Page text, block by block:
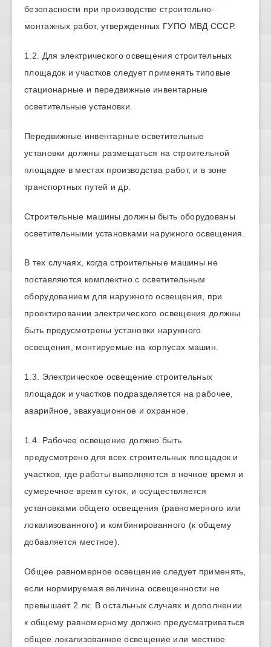
безопасности при производстве строительно-
монтажных работ, утвержденных ГУПО МВД СССР.
1.2. Для электрического освещения строительных
площадок и участков следует применять типовые
стационарные и передвижные инвентарные
осветительные установки.
Передвижные инвентарные осветительные
установки должны размещаться на строительной
площадке в местах производства работ, и в зоне
транспортных путей и др.
Строительные машины должны быть оборудованы
осветительными установками наружного освещения.
В тех случаях, когда строительные машины не
поставляются комплектно с осветительным
оборудованием для наружного освещения, при
проектировании электрического освещения должны
быть предусмотрены установки наружного
освещения, монтируемые на корпусах машин.
1.3. Электрическое освещение строительных
площадок и участков подразделяется на рабочее,
аварийное, эвакуационное и охранное.
1.4. Рабочее освещение должно быть
предусмотрено для всех строительных площадок и
участков, где работы выполняются в ночное время и
сумеречное время суток, и осуществляется
установками общего освещения (равномерного или
локализованного) и комбинированного (к общему
добавляется местное).
Общее равномерное освещение следует применять,
если нормируемая величина освещенности не
превышает 2 лк. В остальных случаях и дополнении
к общему равномерному должно предусматриваться
общее локализованное освещение или местное